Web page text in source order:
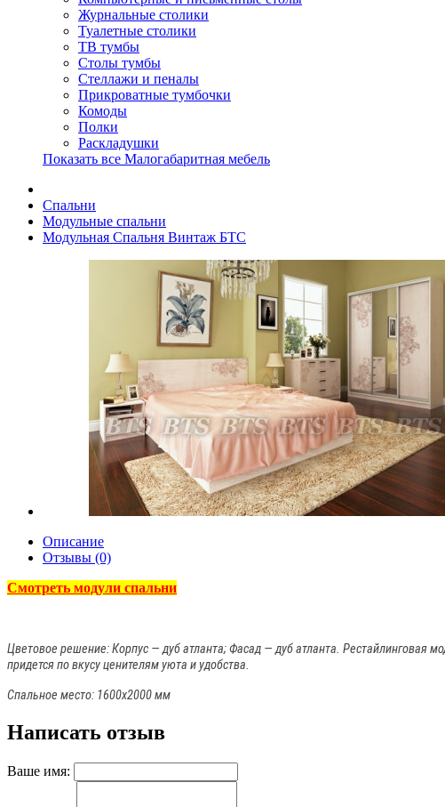
Журнальные столики
Туалетные столики
ТВ тумбы
Столы тумбы
Стеллажи и пеналы
Прикроватные тумбочки
Комоды
Полки
Раскладушки
Показать все Малогабаритная мебель
Спальни
Модульные спальни
Модульная Спальня Винтаж БТС
Описание
Отзывы (0)
Смотреть модули спальни
Цветовое решение: Корпус — дуб атланта; Фасад — дуб атланта. Рестайлинговая
придется по вкусу ценителям уюта и удобства.
Спальное место: 1600х2000 мм
Написать отзыв
Ваше имя: